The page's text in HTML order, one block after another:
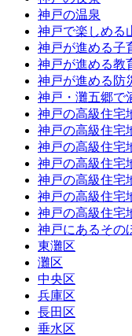
神戸の温泉
神戸で楽しめる
神戸が進める子
神戸が進める教
神戸が進める防
神戸・灘五郷で
神戸の高級住宅
神戸の高級住宅
神戸の高級住宅
神戸の高級住宅
神戸の高級住宅
神戸の高級住宅
神戸の高級住宅
神戸にあるその
東灘区
灘区
中央区
兵庫区
長田区
垂水区